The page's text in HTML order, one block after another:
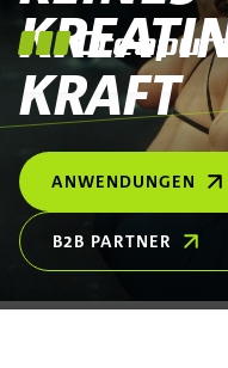
Zum Hauptinhalt
Zum Footer springen
KRAFT
ANWENDUNGEN
B2B PARTNER
Creabot